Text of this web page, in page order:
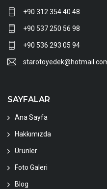
+90 312 354 40 48
+90 537 250 56 98
+90 536 293 05 94
SAYFALAR
Ana Sayfa
Hakkımızda
Ürünler
Foto Galeri
Blog